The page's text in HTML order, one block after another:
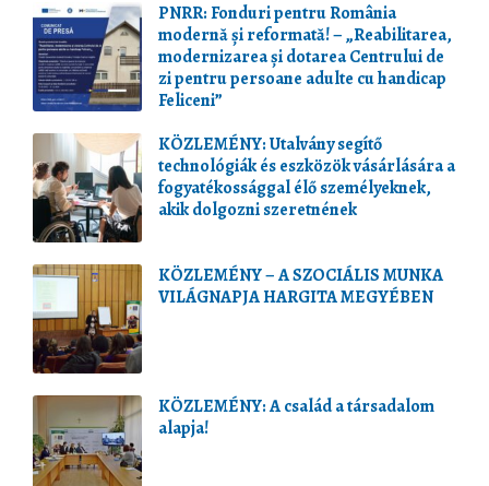
PNRR: Fonduri pentru România
modernă și reformată! – „Reabilitarea,
modernizarea și dotarea Centrului de
zi pentru persoane adulte cu handicap
Feliceni”
KÖZLEMÉNY: Utalvány segítő
technológiák és eszközök vásárlására a
fogyatékossággal élő személyeknek,
akik dolgozni szeretnének
KÖZLEMÉNY – A SZOCIÁLIS MUNKA
VILÁGNAPJA HARGITA MEGYÉBEN
KÖZLEMÉNY: A család a társadalom
alapja!